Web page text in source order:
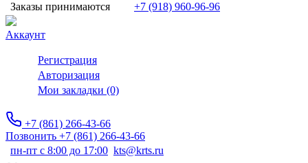
Заказы принимаются
+7 (918) 960-96-96
Аккаунт
Регистрация
Авторизация
Мои закладки (0)
+7 (861) 266-43-66
Позвонить +7 (861) 266-43-66
пн-пт с 8:00 до 17:00 kts@krts.ru